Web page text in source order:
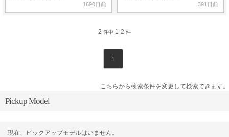
1690日前
391日前
2 件中 1-2 件
1
こちらから検索条件を変更して検索できます。
Pickup Model
現在、ピックアップモデルはいません。